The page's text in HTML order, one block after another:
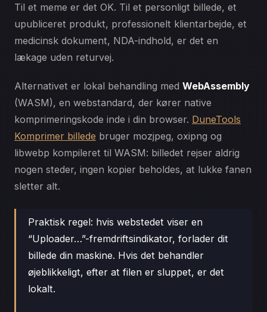
Til et meme er det OK. Til et personligt billede, et
upubliceret produkt, professionelt klientarbejde, et
medicinsk dokument, NDA-indhold, er det en
lækage uden returvej.
Alternativet er lokal behandling med WebAssembly
(WASM), en webstandard, der kører native
komprimeringskode inde i din browser. DuneTools
Komprimer billede bruger mozjpeg, oxipng og
libwebp kompileret til WASM: billedet rejser aldrig
nogen steder, ingen kopier beholdes, at lukke fanen
sletter alt.
Praktisk regel: hvis webstedet viser en
“Uploader…”-fremdriftsindikator, forlader dit
billede din maskine. Hvis det behandler
øjeblikkeligt, efter at filen er sluppet, er det
lokalt.